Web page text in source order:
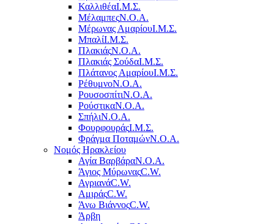
ΚαλλιθέαΙ.Μ.Σ.
ΜέλαμπεςΝ.Ο.Α.
Μέρωνας ΑμαρίουΙ.Μ.Σ.
ΜπαλίΙ.Μ.Σ.
ΠλακιάςΝ.Ο.Α.
Πλακιάς ΣούδαΙ.Μ.Σ.
Πλάτανος ΑμαρίουΙ.Μ.Σ.
ΡέθυμνοΝ.Ο.Α.
ΡουσοσπίτιΝ.Ο.Α.
ΡούστικαΝ.Ο.Α.
ΣπήλιΝ.Ο.Α.
ΦουρφουράςΙ.Μ.Σ.
Φράγμα ΠοταμώνΝ.Ο.Α.
Νομός Ηρακλείου
Αγία ΒαρβάραΝ.Ο.Α.
Άγιος ΜύρωναςC.W.
ΑγριανάC.W.
ΑμιράςC.W.
Άνω ΒιάννοςC.W.
Άρβη